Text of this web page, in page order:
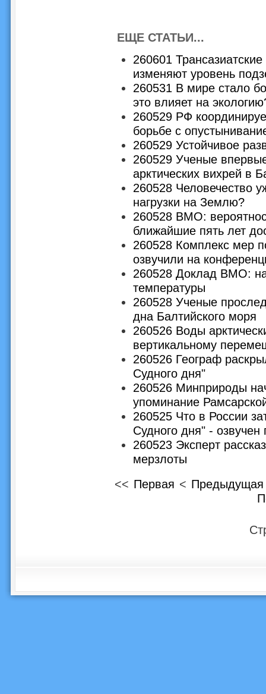
ЕЩЕ СТАТЬИ...
260601
изменяют уровень
260531 В мире стало
это влияет на
260529 РФ
борьбе с
260529 Устойчивое
260529 Ученые
арктических вихрей в
260528 Человечество
нагрузки на Землю?
260528 ВМО:
ближайшие пять лет
260528 Комплекс мер
озвучили на
260528 Доклад ВМО:
температуры
260528 Ученые
дна Балтийского моря
260526 Воды
вертикальному
260526 Географ
Судного дня"
260526 Минприроды
упоминание
260525 Что в России
Судного дня" - озвучен
260523 Эксперт
мерзлоты
<< Первая < Предыдущая